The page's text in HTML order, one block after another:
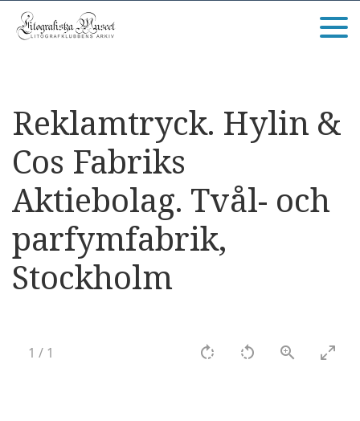
Reklamtryck. Hylin &
Cos Fabriks
Aktiebolag. Tvål- och
parfymfabrik,
Stockholm
1 / 1